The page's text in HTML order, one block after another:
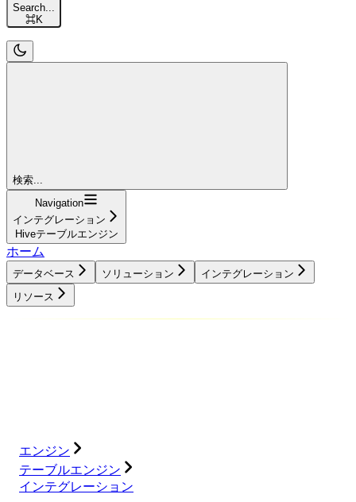
Search...
⌘K
検索...
Navigation
インテグレーション
Hiveテーブルエンジン
ホーム
データベース ソリューション
インテグレーション
リソース
エンジン
テーブルエンジン
インテグレーション